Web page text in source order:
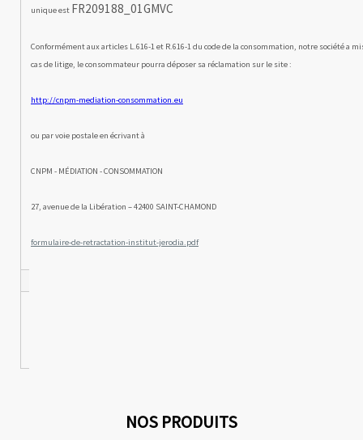
unique est FR209188_01GMVC
Conformément aux articles L.616-1 et R.616-1 du code de la consommation, notre société a
cas de litige, le consommateur pourra déposer sa réclamation sur le site :
http://cnpm-mediation-consommation.eu
ou par voie postale en écrivant à
CNPM - MÉDIATION - CONSOMMATION
27, avenue de la Libération – 42400 SAINT-CHAMOND
formulaire-de-retractation-institut-jerodia.pdf
NOS PRODUITS